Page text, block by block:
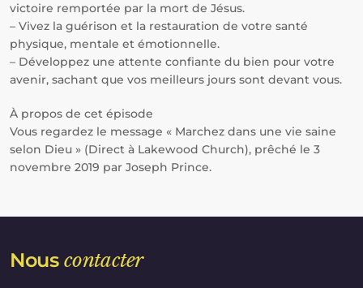
victoire remportée par la mort de Jésus.
– Vivez la guérison et la restauration de votre santé
physique, mentale et émotionnelle.
– Développez une attente confiante du bien pour votre
avenir, sachant que vos meilleurs jours sont devant vous.
À propos de cet épisode
Vous regardez le message « Marchez dans une vie saine
selon Dieu » (Direct à Lakewood Church), prêché le 3
novembre 2019 par Joseph Prince.
Nouscontacter